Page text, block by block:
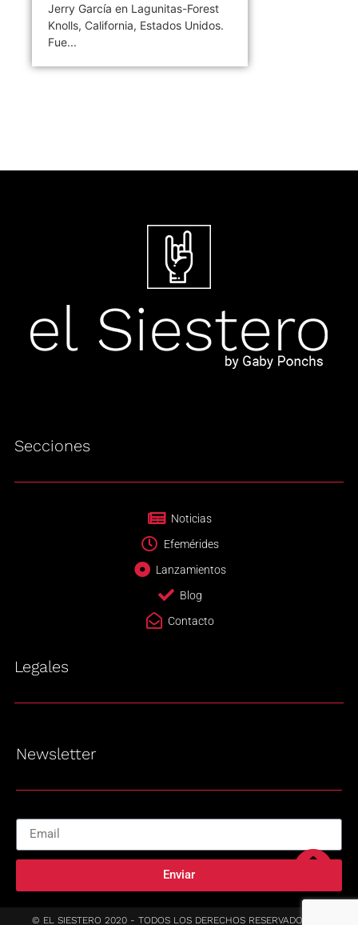
Jerry García en Lagunitas-Forest
Knolls, California, Estados Unidos.
Fue...
Secciones
Noticias
Efemérides
Lanzamientos
Blog
Contacto
Legales
Newsletter
Enviar
© EL SIESTERO 2020 - TODOS LOS DERECHOS RESERVADOS